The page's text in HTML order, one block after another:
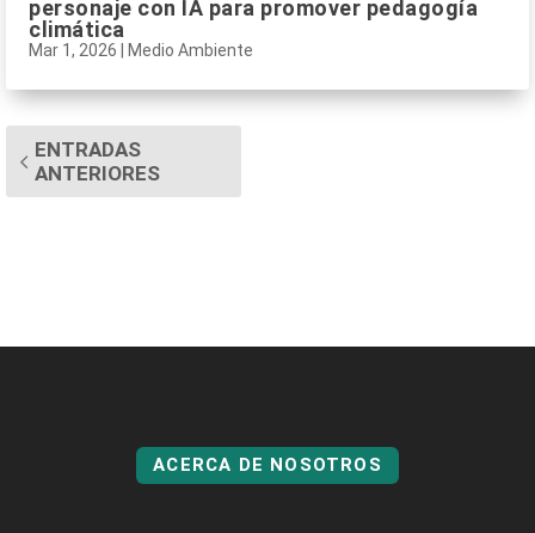
personaje con IA para promover pedagogía
climática
Mar 1, 2026 Medio Ambiente
ENTRADAS
ANTERIORES
ACERCA DE NOSOTROS